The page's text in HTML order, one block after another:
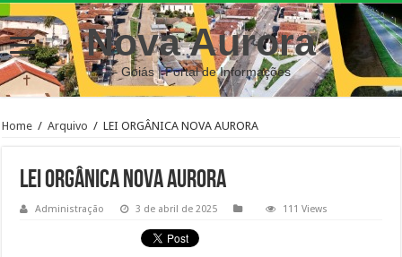
Nova Aurora
– Goiás | Portal de Informações
Home / Arquivo / LEI ORGÂNICA NOVA AURORA
LEI ORGÂNICA NOVA AURORA
Administração 3 de abril de 2025 111 Views